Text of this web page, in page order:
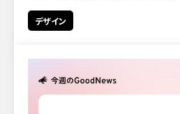
デザイン